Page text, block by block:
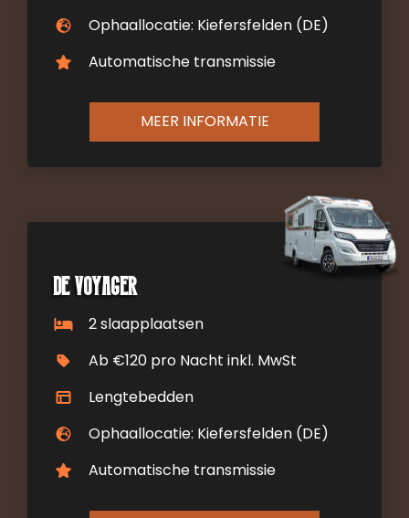
Ophaallocatie: Kiefersfelden (DE)
Automatische transmissie
MEER INFORMATIE
De Voyager
2 slaapplaatsen
Ab €120 pro Nacht inkl. MwSt
Lengtebedden
Ophaallocatie: Kiefersfelden (DE)
Automatische transmissie